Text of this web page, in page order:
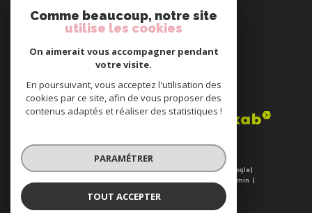
ADHÉRENTS
© 2026 | Tous droits réservés | Traduction powered by Google |
Admin
Cookies
Comme beaucoup, notre site
utilise les cookies
On aimerait vous accompagner pendant
votre visite.
En poursuivant, vous acceptez l'utilisation des
cookies par ce site, afin de vous proposer des
contenus adaptés et réaliser des statistiques !
PARAMÉTRER
TOUT ACCEPTER